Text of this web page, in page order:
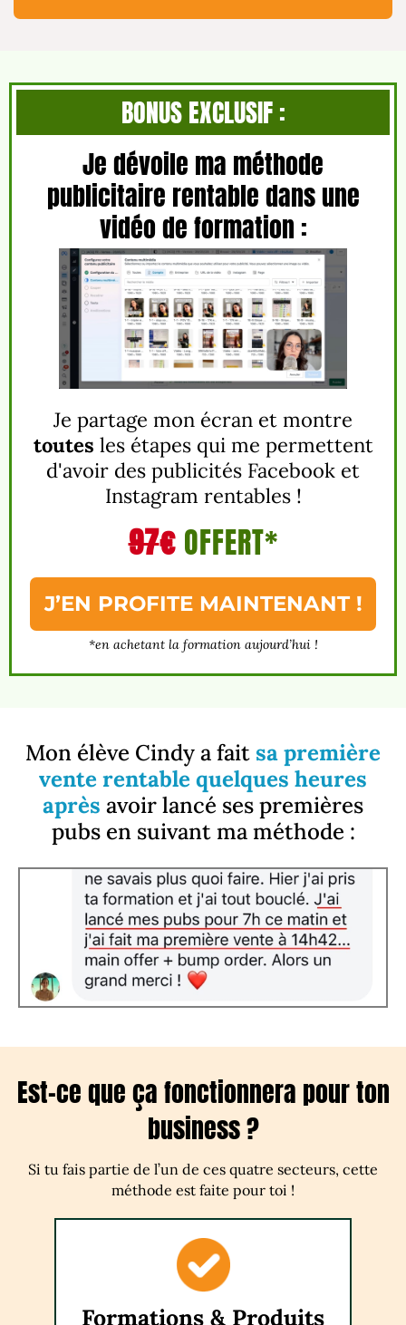
BONUS EXCLUSIF :
Je dévoile ma méthode
publicitaire rentable dans une
vidéo de formation :
Je partage mon écran et montre
toutes les étapes qui me permettent
d'avoir des publicités Facebook et
Instagram rentables !
97€ OFFERT*
J’EN PROFITE MAINTENANT !
*en achetant la formation aujourd’hui !
Mon élève Cindy a fait sa première
vente rentable quelques heures
après avoir lancé ses premières
pubs en suivant ma méthode :
Est-ce que ça fonctionnera pour ton
business ?
Si tu fais partie de l’un de ces quatre secteurs, cette
méthode est faite pour toi !
Formations & Produits